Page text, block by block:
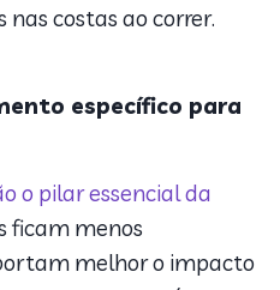
costas ao correr.
específico para
o pilar essencial da
ficam menos
melhor o impacto